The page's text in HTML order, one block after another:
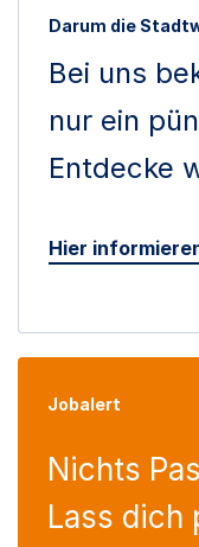
Darum die
Bei uns
nur ein
Entdecke
Hier
Jobalert
Nichts
Lass dich